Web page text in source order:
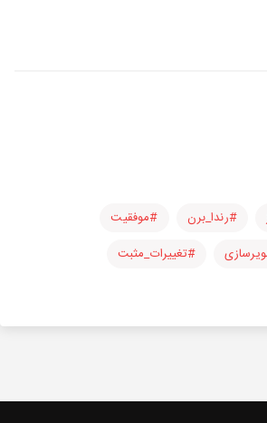
#رندا_برن
#موفقیت
#تغییرات_مثبت